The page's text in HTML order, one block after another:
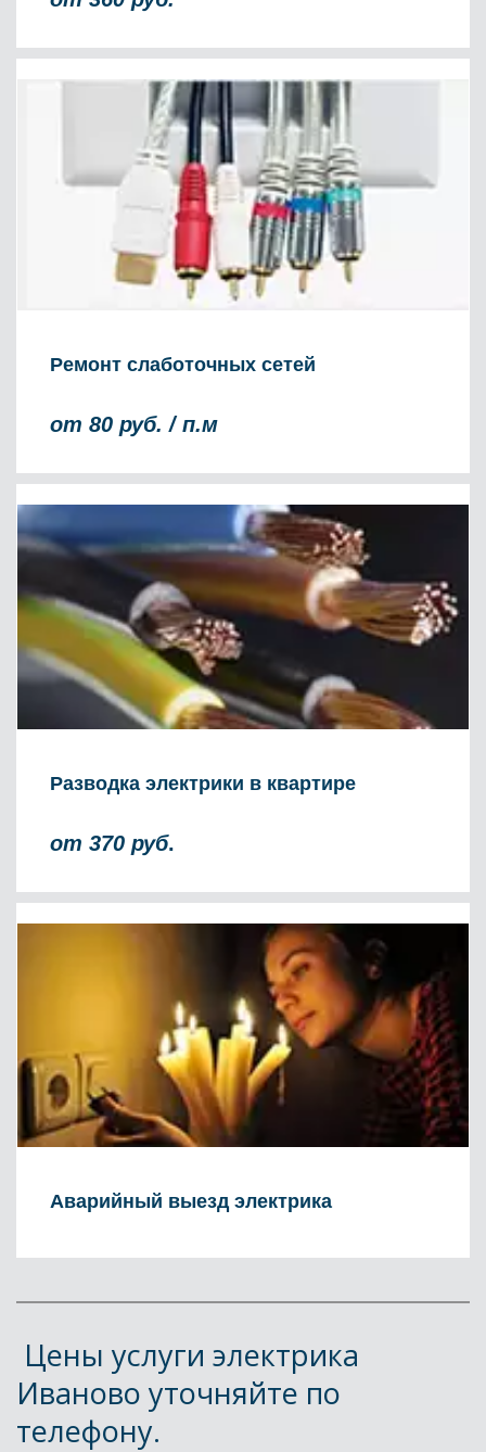
Ремонт слаботочных сетей
от 80 руб. / п.м
Разводка электрики в квартире
от 370 руб.
Аварийный выезд электрика
Иваново уточняйте по
телефону.